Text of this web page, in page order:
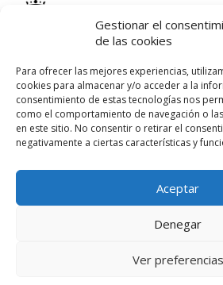
Gestionar el
de las cookies
Para ofrecer las mejores experiencias,
cookies para almacenar y/o acceder a la
consentimiento de estas tecnologías nos
como el comportamiento de navegación o
en este sitio. No consentir o retirar el
negativamente a ciertas características y
Aceptar
Denegar
Ver preferencias
logo SID